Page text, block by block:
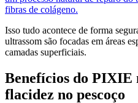
fibras de colágeno.
Isso tudo acontece de forma
ultrassom são focadas em áreas
camadas superficiais.
Benefícios do PIXIE
flacidez no pescoço